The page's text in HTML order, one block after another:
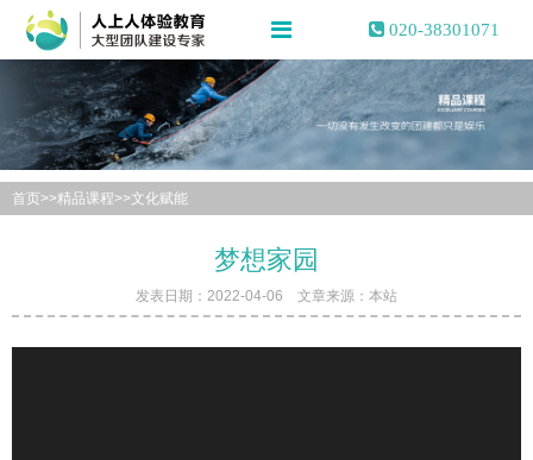
020-38301071
首页>>精品课程>>文化赋能
梦想家园
发表日期：2022-04-06 文章来源：本站